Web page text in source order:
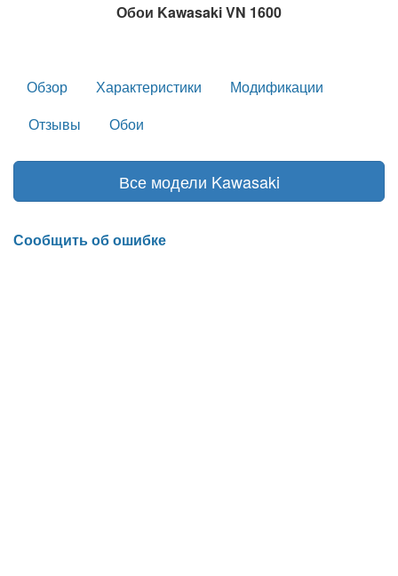
Обои Kawasaki VN 1600
Обзор Характеристики
Модификации
Отзывы
Обои
Все модели Kawasaki
Сообщить об ошибке